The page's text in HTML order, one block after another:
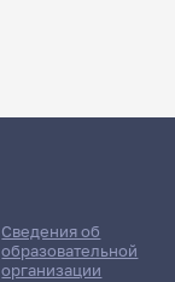
Сведения об
образовательной
организации